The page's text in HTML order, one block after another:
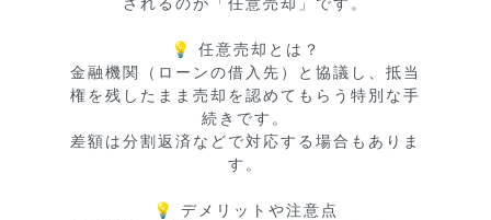
💡 任意売却とは？
金融機関（ローンの借入先）と協議し、抵当
権を残したまま売却を認めてもらう特別な手
続きです。
差額は分割返済などで対応する場合もありま
す。
💡 デメリットや注意点